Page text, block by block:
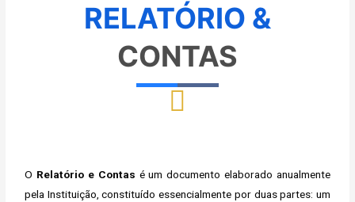
RELATÓRIO &
CONTAS
O Relatório e Contas é um documento elaborado anualmente
pela Instituição, constituído essencialmente por duas partes: um